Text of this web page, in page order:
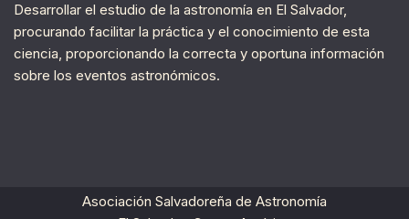
Desarrollar el estudio de la astronomía en El Salvador,
procurando facilitar la práctica y el conocimiento de esta
ciencia, proporcionando la correcta y oportuna información
sobre los eventos astronómicos.
Asociación Salvadoreña de Astronomía